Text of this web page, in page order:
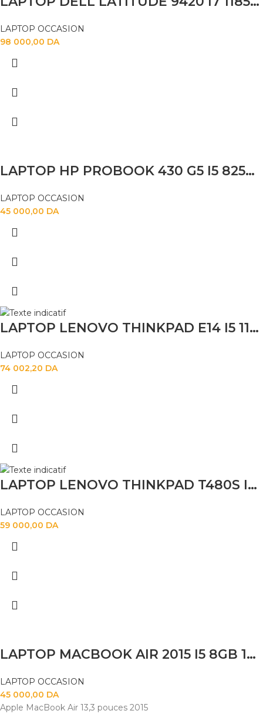
LAPTOP OCCASION
98 000,00 DA
LAPTOP HP PROBOOK 430 G5 I5 82500U 8GB 256SSD
LAPTOP OCCASION
45 000,00 DA
LAPTOP LENOVO THINKPAD E14 I5 1135G7 16GB 256SSD 14″
LAPTOP OCCASION
74 002,20 DA
LAPTOP LENOVO THINKPAD T480S I5 8TH 16GB 256SSD 14″
LAPTOP OCCASION
59 000,00 DA
LAPTOP MACBOOK AIR 2015 I5 8GB 120SSD 14
LAPTOP OCCASION
45 000,00 DA
Apple MacBook Air 13,3 pouces 2015